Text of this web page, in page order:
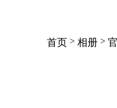
首页 > 相册 >